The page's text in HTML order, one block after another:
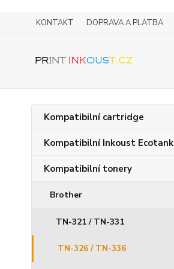
KONTAKT DOPRAVA A PLATBA
Kompatibilní cartridge
Kompatibilní Inkoust Ecotank
Kompatibilní tonery
Brother
TN-321 / TN-331
TN-326 / TN-336